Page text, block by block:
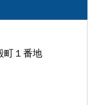
１番地